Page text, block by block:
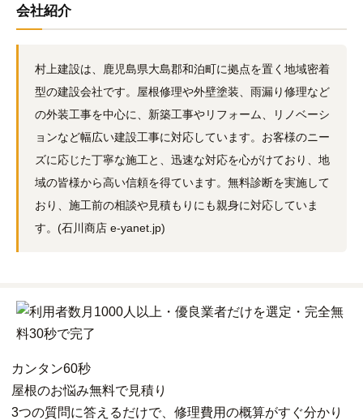
会社紹介
村上建設は、鹿児島県大島郡和泊町に拠点を置く地域密着
型の建設会社です。屋根修理や外壁塗装、雨漏り修理など
の外装工事を中心に、新築工事やリフォーム、リノベーシ
ョンなど幅広い建設工事に対応しています。お客様のニー
ズに応じた丁寧な施工と、迅速な対応を心がけており、地
域の皆様から高い信頼を得ています。無料診断を実施して
おり、施工前の相談や見積もりにも親身に対応していま
す。(石川商店 e-yanet.jp)
カンタン60秒
屋根のお悩み無料で見積り
3つの質問に答えるだけで、修理費用の概算がすぐ分かり